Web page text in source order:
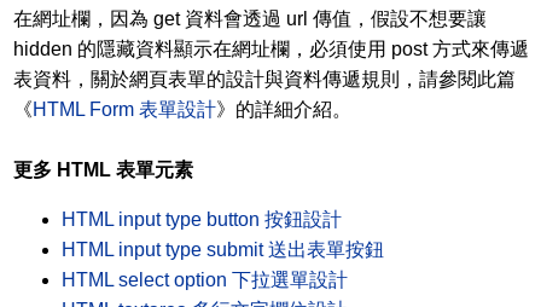
在網址欄，因為 get 資料會透過 url 傳值，假設不想要讓
hidden 的隱藏資料顯示在網址欄，必須使用 post 方式來傳遞
表資料，關於網頁表單的設計與資料傳遞規則，請參閱此篇
《HTML Form 表單設計》的詳細介紹。
更多 HTML 表單元素
HTML input type button 按鈕設計
HTML input type submit 送出表單按鈕
HTML select option 下拉選單設計